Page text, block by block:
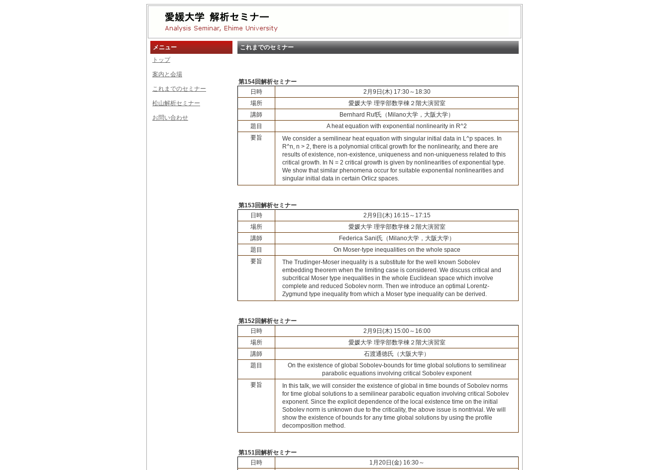
これまでのセミナー
第154回解析セミナー
日時
2月9日(木) 17:30～18:30
場所
愛媛大学 理学部数学棟２階大演習室
講師
Bernhard Ruf氏（Milano大学，大阪大学）
題目
A heat equation with exponential nonlinearity in R^2
要旨
We consider a semilinear heat equation with singular initial data in L^p spaces. In
R^n, n > 2, there is a polynomial critical growth for the nonlinearity, and there are
results of existence, non-existence, uniqueness and non-uniqueness related to this
critical growth. In N = 2 critical growth is given by nonlinearities of exponential type.
We show that similar phenomena occur for suitable exponential nonlinearities and
singular initial data in certain Orlicz spaces.
第153回解析セミナー
日時
2月9日(木) 16:15～17:15
場所
愛媛大学 理学部数学棟２階大演習室
講師
Federica Sani氏（Milano大学，大阪大学）
題目
On Moser-type inequalities on the whole space
要旨
The Trudinger-Moser inequality is a substitute for the well known Sobolev
embedding theorem when the limiting case is considered. We discuss critical and
subcritical Moser type inequalities in the whole Euclidean space which involve
complete and reduced Sobolev norm. Then we introduce an optimal Lorentz-
Zygmund type inequality from which a Moser type inequality can be derived.
第152回解析セミナー
日時
2月9日(木) 15:00～16:00
場所
愛媛大学 理学部数学棟２階大演習室
講師
石渡通徳氏（大阪大学）
題目
On the existence of global Sobolev-bounds for time global solutions to semilinear
parabolic equations involving critical Sobolev exponent
要旨
In this talk, we will consider the existence of global in time bounds of Sobolev norms
for time global solutions to a semilinear parabolic equation involving critical Sobolev
exponent. Since the explicit dependence of the local existence time on the initial
Sobolev norm is unknown due to the criticality, the above issue is nontrivial. We will
show the existence of bounds for any time global solutions by using the profile
decomposition method.
第151回解析セミナー
日時
1月20日(金) 16:30～
メニュー
トップ
案内と会場
これまでのセミナー
松山解析セミナー
お問い合わせ